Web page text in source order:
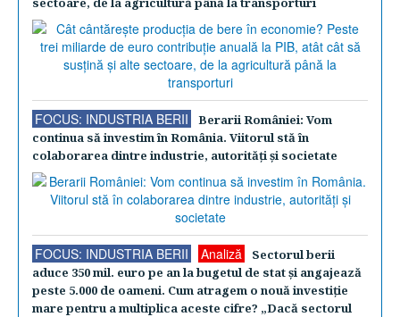
FOCUS: INDUSTRIA BERII
Berarii României: Vom
continua să investim în România. Viitorul stă în
colaborarea dintre industrie, autorităţi şi societate
FOCUS: INDUSTRIA BERII Analiză
Sectorul berii
aduce 350 mil. euro pe an la bugetul de stat şi angajează
peste 5.000 de oameni. Cum atragem o nouă investiţie
mare pentru a multiplica aceste cifre? „Dacă sectorul